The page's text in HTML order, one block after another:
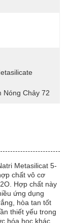
Nóng Chảy 72
Metasilicat 5-
chất vô cơ
Hợp chất này
ứng dụng
hòa tan tốt
thiết yếu trong
hóa học khác.